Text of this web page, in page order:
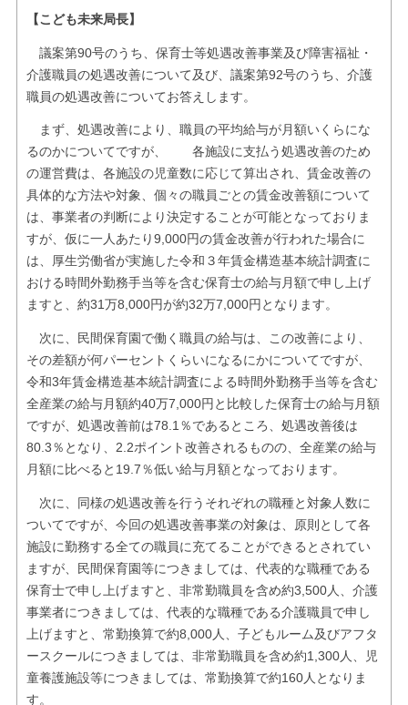
【こども未来局長】
議案第90号のうち、保育士等処遇改善事業及び障害福祉・
介護職員の処遇改善について及び、議案第92号のうち、介護
職員の処遇改善についてお答えします。
まず、処遇改善により、職員の平均給与が月額いくらにな
るのかについてですが、 各施設に支払う処遇改善のため
の運営費は、各施設の児童数に応じて算出され、賃金改善の
具体的な方法や対象、個々の職員ごとの賃金改善額について
は、事業者の判断により決定することが可能となっておりま
すが、仮に一人あたり9,000円の賃金改善が行われた場合に
は、厚生労働省が実施した令和３年賃金構造基本統計調査に
おける時間外勤務手当等を含む保育士の給与月額で申し上げ
ますと、約31万8,000円が約32万7,000円となります。
次に、民間保育園で働く職員の給与は、この改善により、
その差額が何パーセントくらいになるにかについてですが、
令和3年賃金構造基本統計調査による時間外勤務手当等を含む
全産業の給与月額約40万7,000円と比較した保育士の給与月額
ですが、処遇改善前は78.1％であるところ、処遇改善後は
80.3％となり、2.2ポイント改善されるものの、全産業の給与
月額に比べると19.7％低い給与月額となっております。
次に、同様の処遇改善を行うそれぞれの職種と対象人数に
ついてですが、今回の処遇改善事業の対象は、原則として各
施設に勤務する全ての職員に充てることができるとされてい
ますが、民間保育園等につきましては、代表的な職種である
保育士で申し上げますと、非常勤職員を含め約3,500人、介護
事業者につきましては、代表的な職種である介護職員で申し
上げますと、常勤換算で約8,000人、子どもルーム及びアフタ
ースクールにつきましては、非常勤職員を含め約1,300人、児
童養護施設等につきましては、常勤換算で約160人となりま
す。